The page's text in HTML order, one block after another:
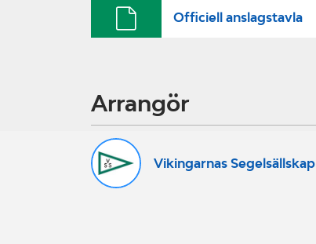
Officiell anslagstavla
Arrangör
Vikingarnas Segelsällskap